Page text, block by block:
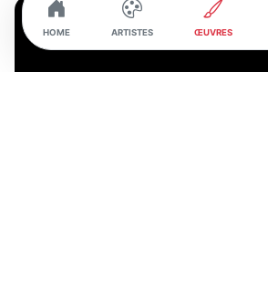
HOME ARTISTES ŒUVRES